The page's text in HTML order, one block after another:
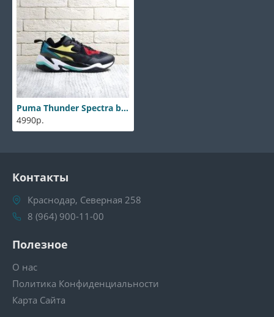
Puma Thunder Spectra black
4990р.
Контакты
Краснодар, Северная 258
8 (964) 900-11-00
Полезное
О нас
Политика Конфиденциальности
Карта Сайта